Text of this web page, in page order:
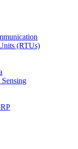
(RTUs)